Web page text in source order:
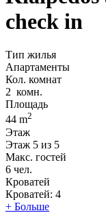
check in
Тип жилья
Апартаменты
Кол. комнат
2 комн.
Площадь
44 m2
Этаж
Этаж 5 из 5
Макс. гостей
6 чел.
Кроватей
Кроватей: 4
+ Больше